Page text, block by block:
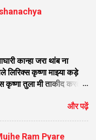
डमरू डम डम, डम डम
ॐ नमः शिवाय शम्भु सर से
जाता चंगा नाम तेरा जब
मेरा भोले बाबा किधर
सर पे तेरे ओं गंगा मैया
ओं जी ॐ नमः शिवाय शम्भु
तपारी मेरा भोले अमली मेरा
की सवारी...
कान्हा जरा थांब ना
लिरिक्स कृष्णा माझ्या कड़े
कृष्णा तुला मी ताकीद करते
नंद गोपाल लिरिक्स चुंबळ
रे छंद मला लिरिक्स बाई
रे कान्हा पिचकारी लिरिक्स
और पढ़ें
Mujhe Ram Pyare